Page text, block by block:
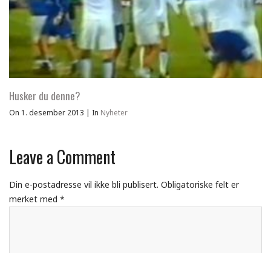
Husker du denne?
On 1. desember 2013 | In Nyheter
Leave a Comment
Din e-postadresse vil ikke bli publisert. Obligatoriske felt er
merket med *